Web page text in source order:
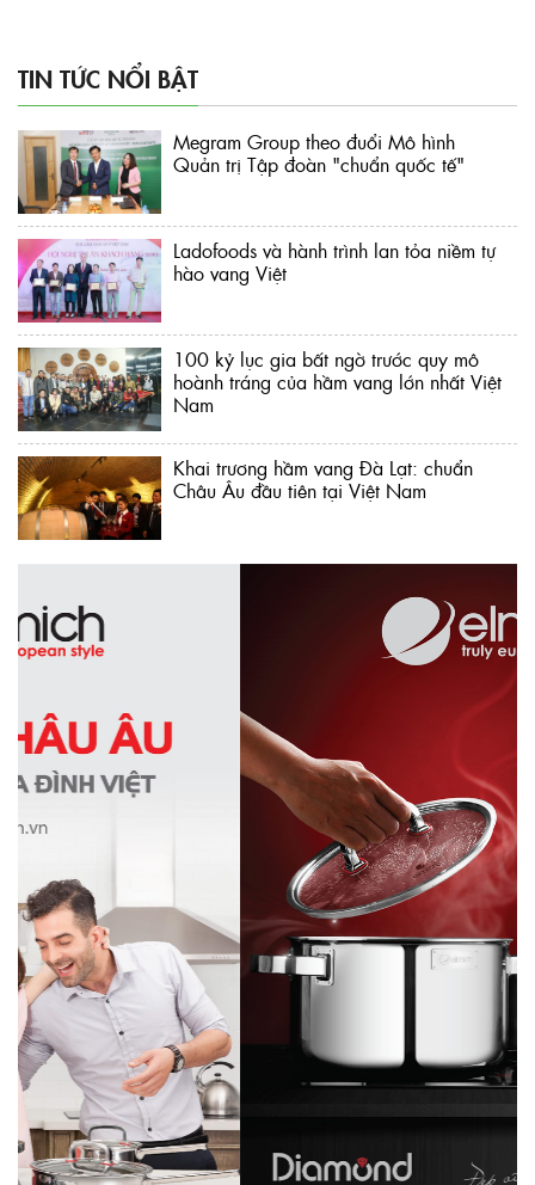
TIN TỨC NỔI BẬT
Megram Group theo đuổi Mô hình
Quản trị Tập đoàn "chuẩn quốc tế"
Ladofoods và hành trình lan tỏa niềm tự
hào vang Việt
100 kỷ lục gia bất ngờ trước quy mô
hoành tráng của hầm vang lớn nhất Việt
Nam
Khai trương hầm vang Đà Lạt: chuẩn
Châu Âu đầu tiên tại Việt Nam